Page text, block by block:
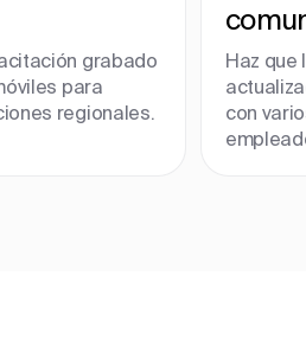
grabado
para
regionales.
Haz que
con